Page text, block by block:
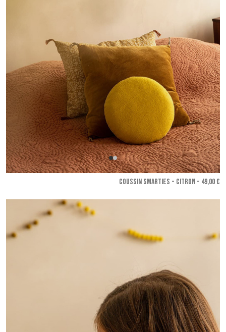
COUSSIN SMARTIES - Citron - 49,00 €